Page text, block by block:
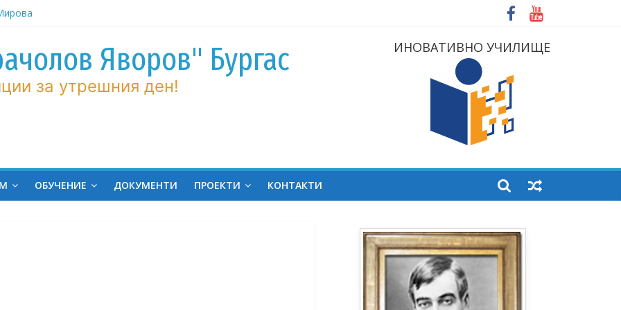
по
Яворов" Бургас
за утрешния ден!
ИНОВАТИВНО УЧИЛИЩЕ
ОБУЧЕНИЕ ДОКУМЕНТИ ПРОЕКТИ КОНТАКТИ